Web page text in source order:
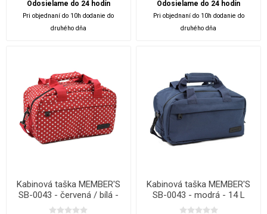
Odosielame do 24 hodín
Pri objednaní do 10h dodanie do
druhého dňa
Odosielame do 24 hodín
Pri objednaní do 10h dodanie do
druhého dňa
Kabinová taška MEMBER'S
SB-0043 - červená / bílá -
14 L
Kabinová taška MEMBER'S
SB-0043 - modrá - 14 L